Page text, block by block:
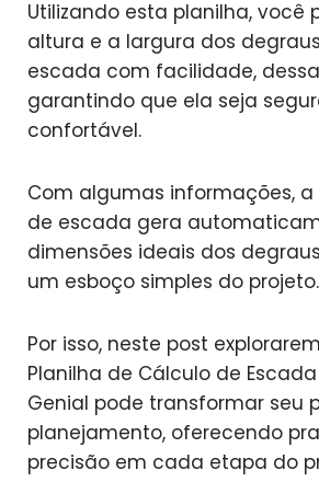
Utilizando esta planilha, você
altura e a largura dos
escada com facilidade,
garantindo que ela seja
confortável.
Com algumas informações,
de escada gera
dimensões ideais dos
um esboço simples do projeto.
Por isso, neste post
Planilha de Cálculo de
Genial pode transformar seu
planejamento, oferecendo
precisão em cada etapa do